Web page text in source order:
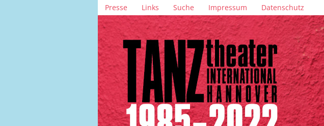
Navigation
überspringen
Presse Links Suche Impressum Datenschutz